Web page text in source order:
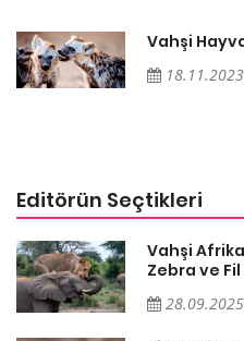
Vahşi
18.11.2023
Editörün Seçtikleri
Vahşi
Zebra ve
28.09.2025